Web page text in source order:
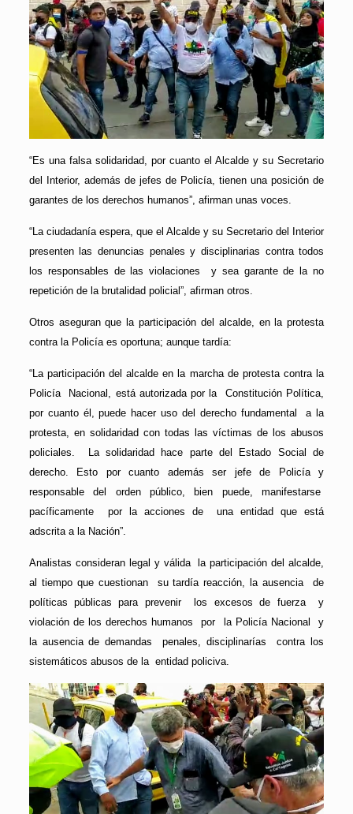
“Es una falsa solidaridad, por cuanto el Alcalde y su Secretario
del Interior, además de jefes de Policía, tienen una posición de
garantes de los derechos humanos”, afirman unas voces.
“La ciudadanía espera, que el Alcalde y su Secretario del Interior
presenten las denuncias penales y disciplinarias contra todos
los responsables de las violaciones y sea garante de la no
repetición de la brutalidad policial”, afirman otros.
Otros aseguran que la participación del alcalde, en la protesta
contra la Policía es oportuna; aunque tardía:
“La participación del alcalde en la marcha de protesta contra la
Policía Nacional, está autorizada por la Constitución Política,
por cuanto él, puede hacer uso del derecho fundamental a la
protesta, en solidaridad con todas las víctimas de los abusos
policiales. La solidaridad hace parte del Estado Social de
derecho. Esto por cuanto además ser jefe de Policía y
responsable del orden público, bien puede, manifestarse
pacíficamente por la acciones de una entidad que está
adscrita a la Nación”.
Analistas consideran legal y válida la participación del alcalde,
al tiempo que cuestionan su tardía reacción, la ausencia de
políticas públicas para prevenir los excesos de fuerza y
violación de los derechos humanos por la Policía Nacional y
la ausencia de demandas penales, disciplinarías contra los
sistemáticos abusos de la entidad policiva.